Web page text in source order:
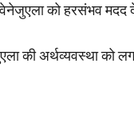
वेनेजुएला को हरसंभव मदद
की अर्थव्यवस्था को